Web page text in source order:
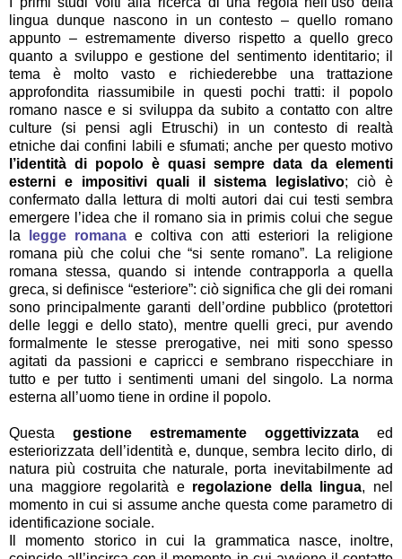
lingua dunque nascono in un contesto – quello romano
appunto – estremamente diverso rispetto a quello greco
quanto a sviluppo e gestione del sentimento identitario; il
tema è molto vasto e richiederebbe una trattazione
approfondita riassumibile in questi pochi tratti: il popolo
romano nasce e si sviluppa da subito a contatto con altre
culture (si pensi agli Etruschi) in un contesto di realtà
etniche dai confini labili e sfumati; anche per questo motivo
l’identità di popolo è quasi sempre data da elementi
esterni e impositivi quali il sistema legislativo; ciò è
confermato dalla lettura di molti autori dai cui testi sembra
emergere l’idea che il romano sia in primis colui che segue
la
legge romana e coltiva con atti esteriori la religione
romana più che colui che “si sente romano”. La religione
romana stessa, quando si intende contrapporla a quella
greca, si definisce “esteriore”: ciò significa che gli dei romani
sono principalmente garanti dell’ordine pubblico (protettori
delle leggi e dello stato), mentre quelli greci, pur avendo
formalmente le stesse prerogative, nei miti sono spesso
agitati da passioni e capricci e sembrano rispecchiare in
tutto e per tutto i sentimenti umani del singolo. La norma
esterna all’uomo tiene in ordine il popolo.
Questa gestione estremamente oggettivizzata ed
esteriorizzata dell’identità e, dunque, sembra lecito dirlo, di
natura più costruita che naturale, porta inevitabilmente ad
una maggiore regolarità e regolazione della lingua, nel
momento in cui si assume anche questa come parametro di
identificazione sociale.
Il momento storico in cui la grammatica nasce, inoltre,